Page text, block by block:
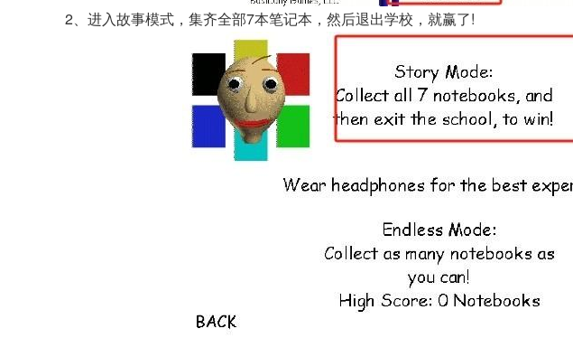
2、进入故事模式，集齐全部7本笔记本，然后退出学校，就赢了!